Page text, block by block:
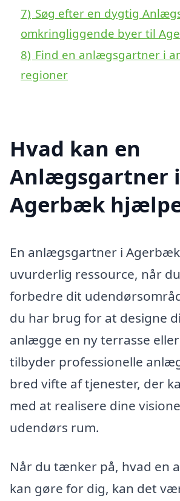
7) Søg efter en dygtig
omkringliggende byer til
8) Find en anlægsgartner i
regioner
Hvad kan en
Anlægsgartner i
Agerbæk
En anlægsgartner i
uvurderlig ressource, når
forbedre dit
du har brug for at designe
anlægge en ny terrasse
tilbyder professionelle
bred vifte af tjenester, der
med at realisere dine
udendørs rum.
Når du tænker på, hvad en
kan gøre for dig, kan det